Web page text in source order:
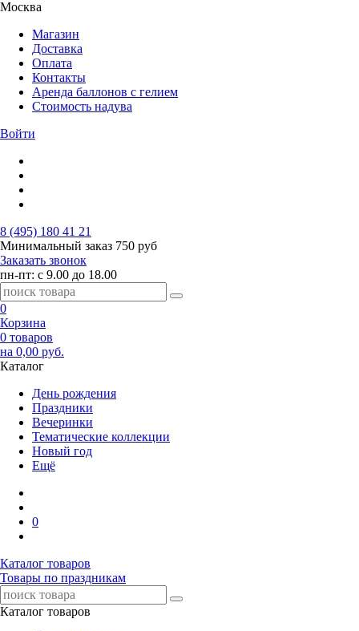
Москва
Магазин
Доставка
Оплата
Контакты
Аренда баллонов с гелием
Стоимость надува
Войти
8 (495) 180 41 21
Минимальный заказ 750 руб
Заказать звонок
пн-пт: с 9.00 до 18.00
0
Корзина
0 товаров
на 0,00 руб.
Каталог
День рождения
Праздники
Вечеринки
Тематические коллекции
Новый год
Ещё
0
Каталог товаров
Товары по праздникам
Каталог товаров